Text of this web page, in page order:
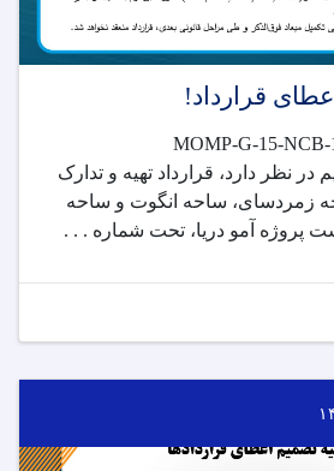
قرارداد!
در نظر دارد، قرارداد تهیه و تدارک
ساحه زمردسای، ساحه انگوت و ساحه
آمو دریا، تحت شماره . . .